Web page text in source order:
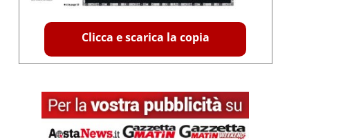
Clicca e scarica la copia